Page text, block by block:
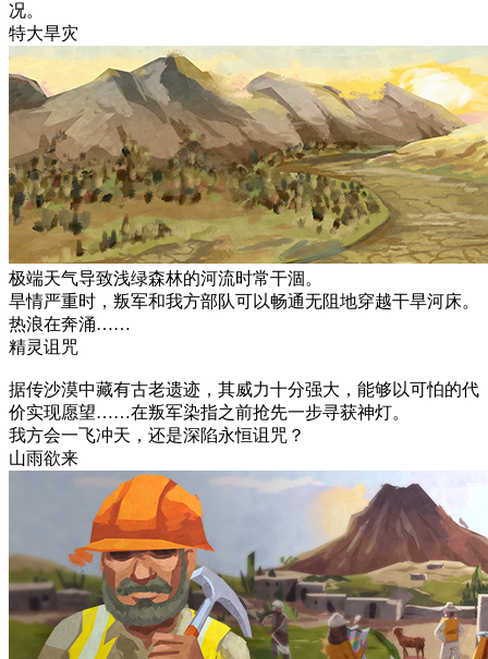
况。
特大旱灾
极端天气导致浅绿森林的河流时常干涸。
旱情严重时，叛军和我方部队可以畅通无阻地穿越干旱河床。
热浪在奔涌……
精灵诅咒
据传沙漠中藏有古老遗迹，其威力十分强大，能够以可怕的代
价实现愿望……在叛军染指之前抢先一步寻获神灯。
我方会一飞冲天，还是深陷永恒诅咒？
山雨欲来